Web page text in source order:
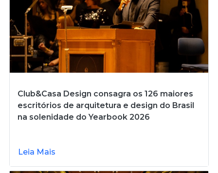
Club&Casa Design consagra os 126 maiores
escritórios de arquitetura e design do Brasil
na solenidade do Yearbook 2026
Leia Mais